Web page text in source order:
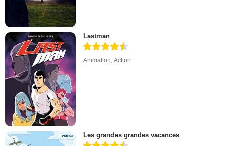
Lastman
Animation,Action
Les grandes grandes vacances